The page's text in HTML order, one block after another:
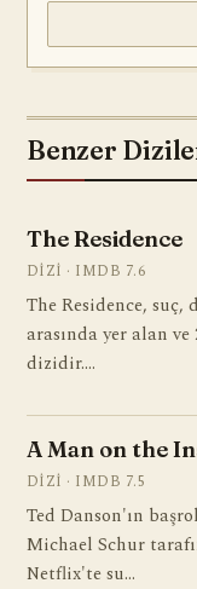
Benzer
The Residence
DIZI · IMDB 7.6
The Residence,
arasında yer alan
dizidir.…
A Man on the
DIZI · IMDB 7.5
Ted Danson'ın
Michael Schur
Netflix'te su…